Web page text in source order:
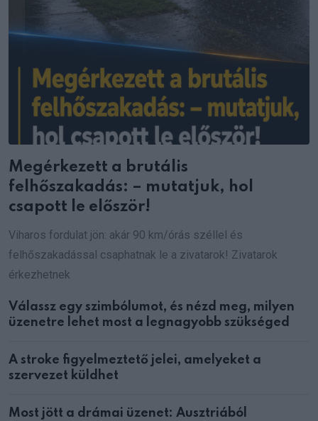
Megérkezett a brutális
felhőszakadás: – mutatjuk, hol
csapott le először!
Viharos fordulat jön: akár 90 km/órás széllel és
felhőszakadással csaphatnak le a zivatarok! Zivatarok
érkezhetnek
Válassz egy szimbólumot, és nézd meg, milyen
üzenetre lehet most a legnagyobb szükséged
A stroke figyelmeztető jelei, amelyeket a
szervezet küldhet
Most jött a drámai üzenet: Ausztriából